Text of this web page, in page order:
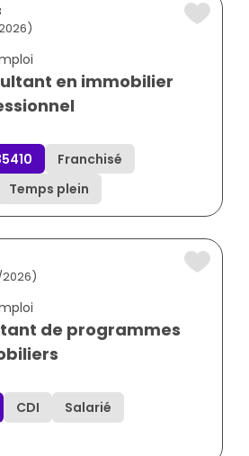
en immobilier
Franchisé
Temps plein
2026)
de programmes
CDI
Salarié